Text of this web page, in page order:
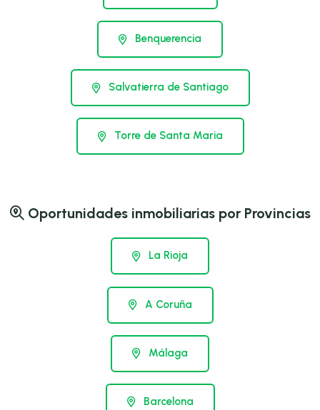
Benquerencia
Salvatierra de Santiago
Torre de Santa Maria
Oportunidades inmobiliarias por Provincias
La Rioja
A Coruña
Málaga
Barcelona